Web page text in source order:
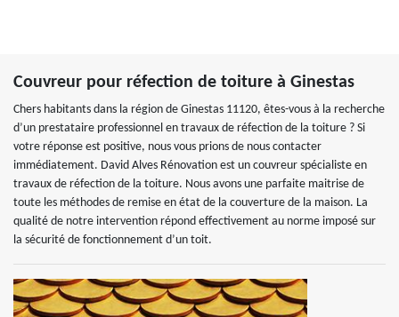
Couvreur pour réfection de toiture à Ginestas
Chers habitants dans la région de Ginestas 11120, êtes-vous à la recherche
d’un prestataire professionnel en travaux de réfection de la toiture ? Si
votre réponse est positive, nous vous prions de nous contacter
immédiatement. David Alves Rénovation est un couvreur spécialiste en
travaux de réfection de la toiture. Nous avons une parfaite maitrise de
toute les méthodes de remise en état de la couverture de la maison. La
qualité de notre intervention répond effectivement au norme imposé sur
la sécurité de fonctionnement d’un toit.